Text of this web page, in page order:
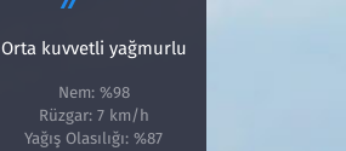
Orta kuvvetli yağmurlu
Nem: %98
Rüzgar: 7 km/h
Yağış Olasılığı: %87